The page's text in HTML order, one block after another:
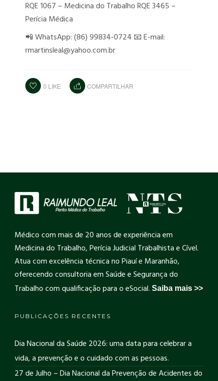
RQE 1067 – Medicina do Trabalho RQE 3465 –
Perícia Médica
📲 WhatsApp: (86) 99834-0724 📧 E-mail:
rmartinsleal@yahoo.com.br
0 LIKE COMPARTILHAR
Médico com mais de 20 anos de experiência em
Medicina do Trabalho, Perícia Judicial Trabalhista e Cível.
Atua com excelência técnica no Piauí e Maranhão,
oferecendo consultoria em Saúde e Segurança do
Trabalho com qualificação para o eSocial. Saiba mais >>
PUBLICAÇÕES RECENTES
Dia Nacional da Saúde 2026: uma data para celebrar a
vida, a prevenção e o cuidado com as pessoas.
27 de Julho – Dia Nacional da Prevenção de Acidentes do